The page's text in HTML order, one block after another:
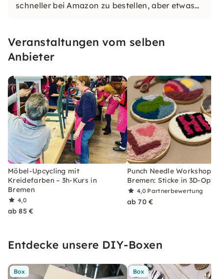
schneller bei Amazon zu bestellen, aber etwas
Techniken zu erlernen, macht viel glücklicher!
Veranstaltungen vom selben
Anbieter
Möbel-Upcycling mit
Kreidefarben – 3h-Kurs in
Bremen
4,0
ab 85 €
Punch Needle Workshop
Bremen: Sticke in 3D-
4,0 Partnerbewertung
ab 70 €
Entdecke unsere DIY-Boxen
Box Box